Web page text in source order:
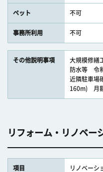
ペット 不可
事務所利用 不可
その他説明事項
大規模修繕
防水等 令
近隣駐車場
160m) 月
リフォーム・リノベー
項目 リノベーシ